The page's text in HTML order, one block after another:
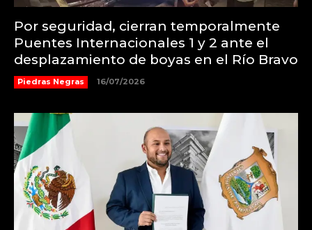
Por seguridad, cierran temporalmente
Puentes Internacionales 1 y 2 ante el
desplazamiento de boyas en el Río Bravo
Piedras Negras 16/07/2026